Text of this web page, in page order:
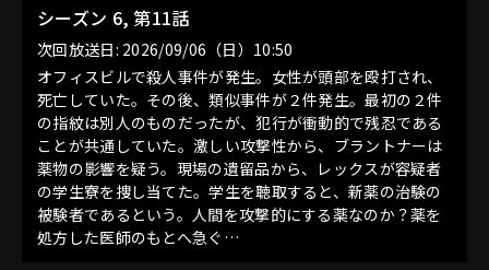
シーズン 6, 第11話
次回放送日: 2026/09/06（日）10:50
オフィスビルで殺人事件が発生。女性が頭部を殴打され、
死亡していた。その後、類似事件が２件発生。最初の２件
の指紋は別人のものだったが、犯行が衝動的で残忍である
ことが共通していた。激しい攻撃性から、ブラントナーは
薬物の影響を疑う。現場の遺留品から、レックスが容疑者
の学生寮を捜し当てた。学生を聴取すると、新薬の治験の
被験者であるという。人間を攻撃的にする薬なのか？薬を
処方した医師のもとへ急ぐ…